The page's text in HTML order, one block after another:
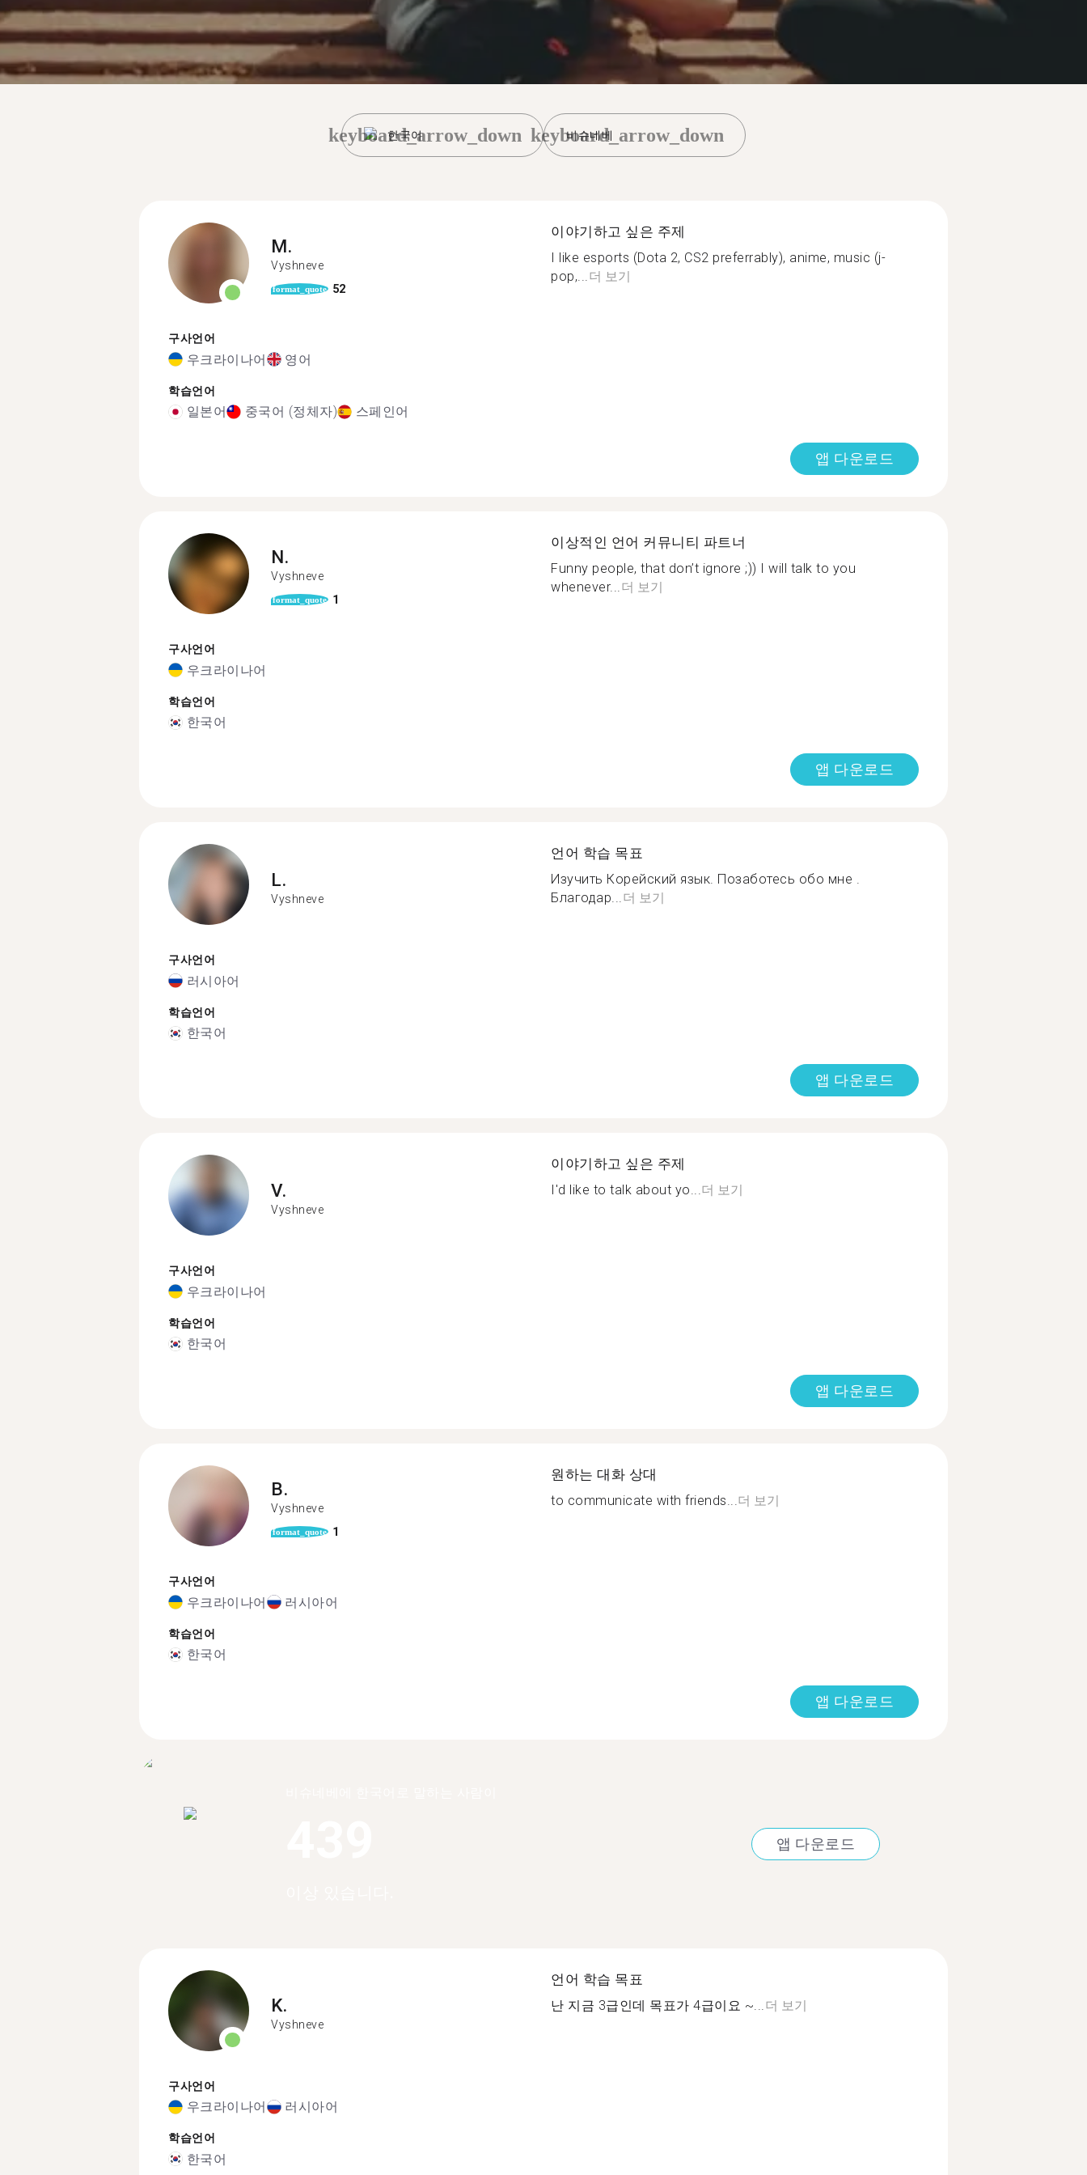
한국어
keyboard_arrow_down 비슈네베
keyboard_arrow_down
M.
Vyshneve
format_quote 52
구사언어
우크라이나어 영어
학습언어
일본어 중국어 (정체자) 스페인어
이야기하고 싶은 주제
I like esports (Dota 2, CS2 preferrably), anime, music (j-
pop,...더 보기
앱 다운로드
N.
Vyshneve
format_quote 1
구사언어
우크라이나어
학습언어
한국어
이상적인 언어 커뮤니티 파트너
Funny people, that don’t ignore ;)) I will talk to you
whenever...더 보기
앱 다운로드
L.
Vyshneve
구사언어
러시아어
학습언어
한국어
언어 학습 목표
Изучить Корейский язык. Позаботесь обо мне .
Благодар...더 보기
앱 다운로드
V.
Vyshneve
구사언어
우크라이나어
학습언어
한국어
이야기하고 싶은 주제
I'd like to talk about yo...더 보기
앱 다운로드
B.
Vyshneve
format_quote 1
구사언어
우크라이나어 러시아어
학습언어
한국어
원하는 대화 상대
to communicate with friends...더 보기
앱 다운로드
앱 다운로드
K.
Vyshneve
구사언어
우크라이나어 러시아어
학습언어
한국어
언어 학습 목표
난 지금 3급인데 목표가 4급이요 ~... 더 보기